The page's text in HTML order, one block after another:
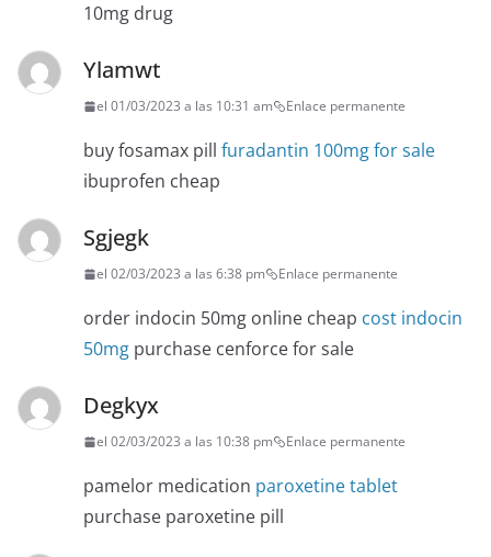
10mg drug
Ylamwt
el 01/03/2023 a las 10:31 am Enlace permanente
buy fosamax pill furadantin 100mg for sale
ibuprofen cheap
Sgjegk
el 02/03/2023 a las 6:38 pm Enlace permanente
order indocin 50mg online cheap cost indocin
50mg purchase cenforce for sale
Degkyx
el 02/03/2023 a las 10:38 pm Enlace permanente
pamelor medication paroxetine tablet
purchase paroxetine pill